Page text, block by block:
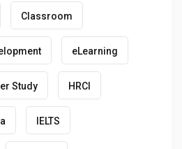
Classroom
eLearning
Study HRCI
IELTS